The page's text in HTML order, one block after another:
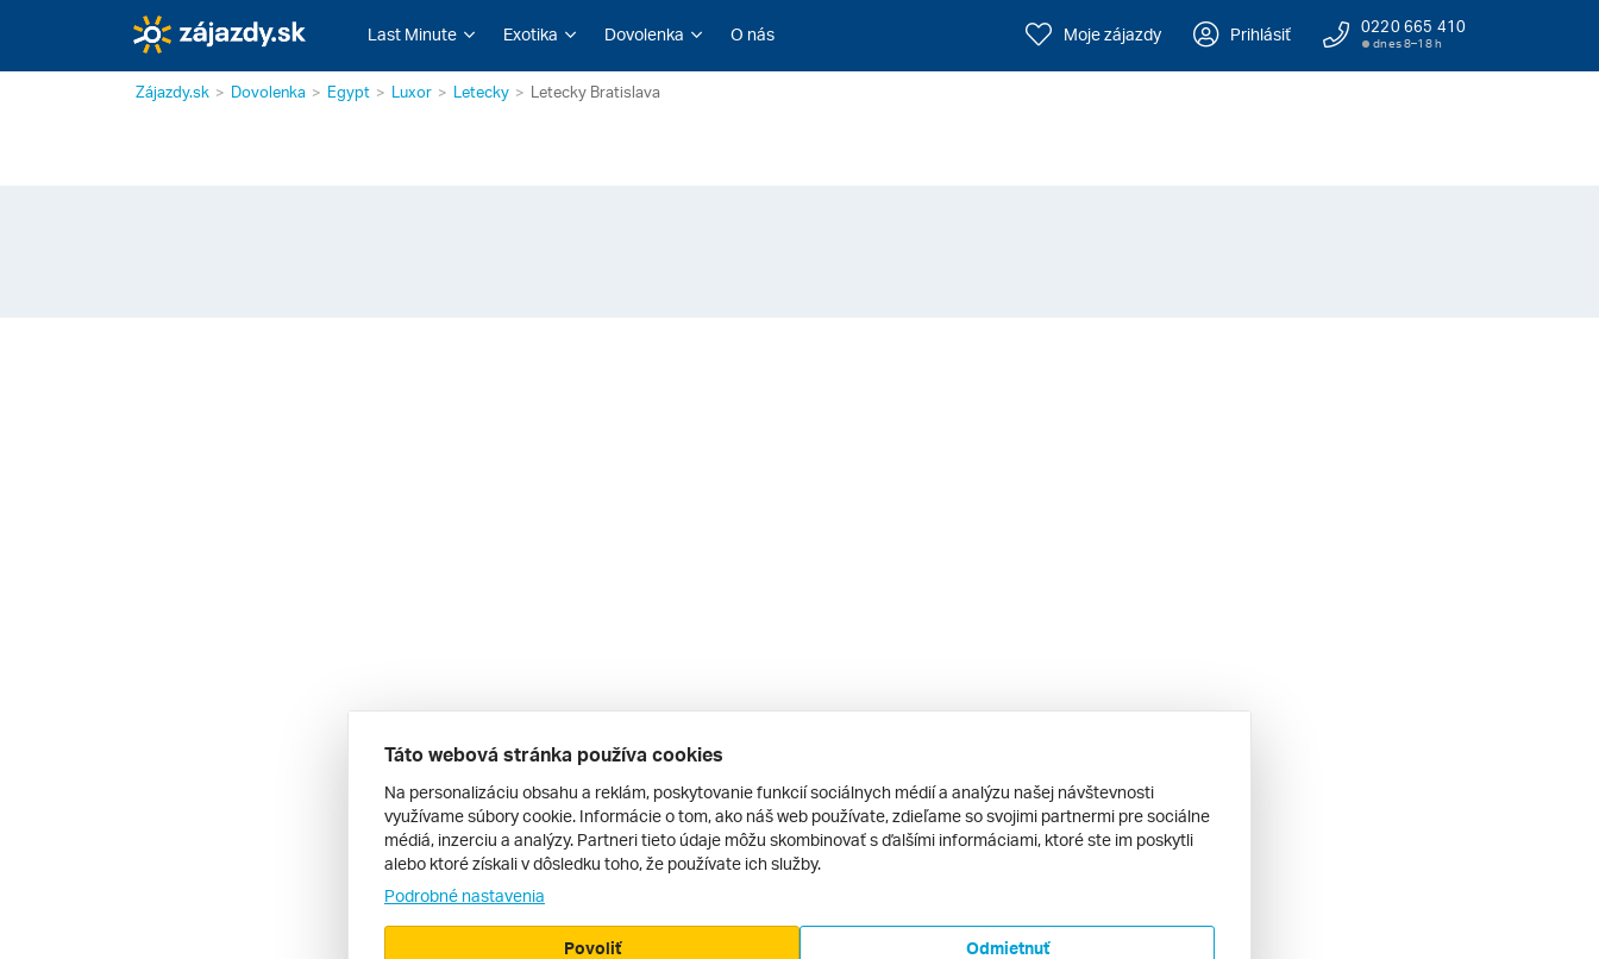
Last Minute Exotika Dovolenka O nás Moje zájazdy Prihlásiť 0220 665 410
dnes 8–18 h
Zájazdy.sk Dovolenka Egypt Luxor Letecky Letecky Bratislava
Táto webová stránka používa cookies
Na personalizáciu obsahu a reklám, poskytovanie funkcií sociálnych médií a analýzu našej návštevnosti
využívame súbory cookie. Informácie o tom, ako náš web používate, zdieľame so svojimi partnermi pre sociálne
médiá, inzerciu a analýzy. Partneri tieto údaje môžu skombinovať s ďalšími informáciami, ktoré ste im poskytli
alebo ktoré získali v dôsledku toho, že používate ich služby.
Podrobné nastavenia
Odmietnuť
Povoliť